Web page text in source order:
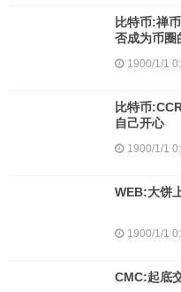
比特币:禅
否成为币圈
1900/1/1
比特币
自己开心
1900/1/1
WEB:大饼
1900/1/1
CMC:起底